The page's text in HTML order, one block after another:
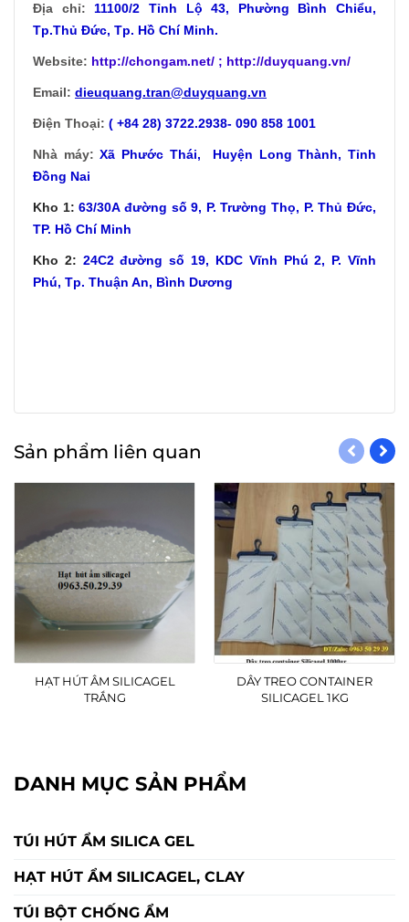
Địa chỉ: 11100/2 Tỉnh Lộ 43, Phường Bình Chiểu,
Tp.Thủ Đức, Tp. Hồ Chí Minh.
Website: http://chongam.net/ ; http://duyquang.vn/
Email: dieuquang.tran@duyquang.vn
Điện Thoại: ( +84 28) 3722.2938- 090 858 1001
Nhà máy:Xã Phước Thái, Huyện Long Thành, Tỉnh
Đồng Nai
Kho 1: 63/30A đường số 9, P. Trường Thọ, P. Thủ Đức,
TP. Hồ Chí Minh
Kho 2: 24C2 đường số 19, KDC Vĩnh Phú 2, P. Vĩnh
Phú, Tp. Thuận An, Bình Dương
Sản phẩm liên quan
HẠT HÚT ÂM SILICAGEL
TRẮNG
DÂY TREO CONTAINER
SILICAGEL 1KG
DANH MỤC SẢN PHẨM
TÚI HÚT ẨM SILICA GEL
HẠT HÚT ẨM SILICAGEL, CLAY
TÚI BỘT CHỐNG ẨM